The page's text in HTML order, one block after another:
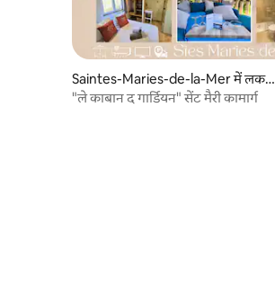
Saintes-Maries-de-la-Mer में लकड़ी
का केबिन
"ले काबान द गार्डियन" सेंट मैरी कामार्ग